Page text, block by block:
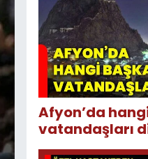
Afyon’da
vatandaşları